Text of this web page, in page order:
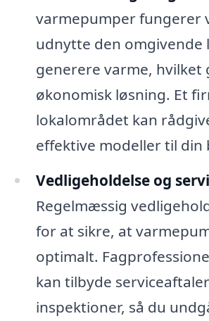
varmepumper fungerer
udnytte den omgivende
generere varme, hvilket
økonomisk løsning. Et
lokalområdet kan
effektive modeller til din
Vedligeholdelse og
Regelmæssig
for at sikre, at
optimalt.
kan tilbyde
inspektioner, så du